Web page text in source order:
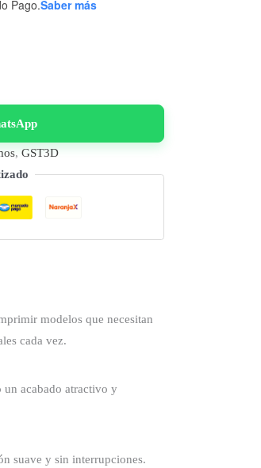
Pago.Saber más
, GST3D
modelos que necesitan
cada vez.
acabado atractivo y
suave y sin interrupciones.